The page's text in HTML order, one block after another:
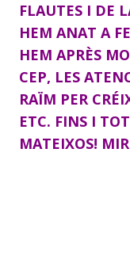
FLAUTES I DE
HEM ANAT A
HEM APRÈS
CEP, LES
RAÏM PER
ETC. FINS I
MATEIXOS!